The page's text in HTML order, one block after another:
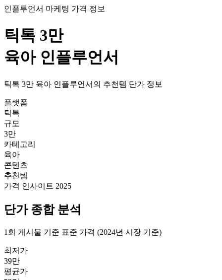
인플루언서 마케팅 가격 정보
틱톡 3만
육아 인플루언서
틱톡 3만 육아 인플루언서의 추천템 단가 정보
플랫폼
틱톡
규모
3만
카테고리
육아
콘텐츠
추천템
가격 인사이트 2025
단가종합 분석
1회 게시물 기준 표준 가격 (2024년 시장 기준)
최저가
39만
평균가